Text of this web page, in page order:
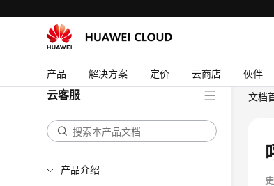
产品 解决方案 定价 云商店 伙伴
云客服
产品介绍
文档